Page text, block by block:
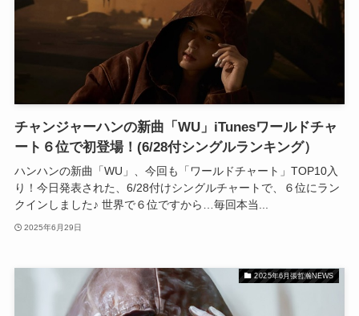
チャンジャーハンの新曲「WU」iTunesワールドチャ
ート６位で初登場！(6/28付シングルランキング）
ハンハンの新曲「WU」、今回も「ワールドチャート」TOP10入
り！今日発表された、6/28付けシングルチャートで、６位にラン
クインしました♪ 世界で６位ですから…毎回本当...
2025年6月29日
2025年6月張哲瀚NEWS